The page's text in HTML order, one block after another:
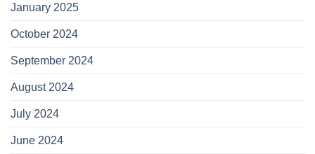
January 2025
October 2024
September 2024
August 2024
July 2024
June 2024